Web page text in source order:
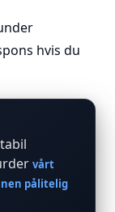
hvis du
vårt
pålitelig